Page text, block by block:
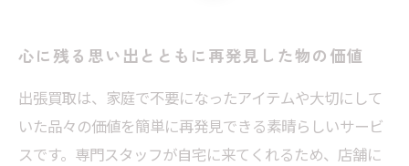
心に残る思い出とともに再発見した物の価値
出張買取は、家庭で不要になったアイテムや大切にして
いた品々の価値を簡単に再発見できる素晴らしいサービ
スです。専門スタッフが自宅に来てくれるため、店舗に